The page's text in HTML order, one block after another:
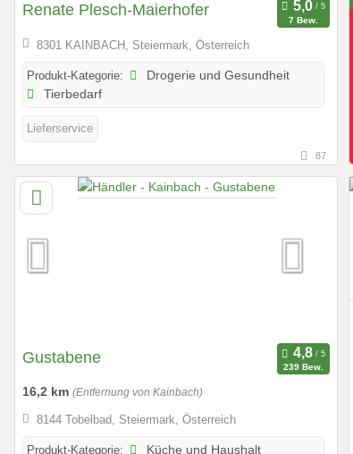
Renate Plesch-Maierhofer
7 Bew.
8301 KAINBACH, Steiermark, Österreich
Produkt-Kategorie:
Drogerie und Gesundheit
Tierbedarf
Lieferservice
87
Gustabene
239 Bew.
16,2 km (Entfernung von Kainbach)
8144 Tobelbad, Steiermark, Österreich
Produkt-Kategorie:
Küche und Haushalt